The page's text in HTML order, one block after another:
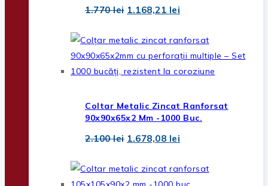
1.770lei Prețul
inițial
fost:
1.168,21 lei
curent
1.168,21 lei.
Coltar Metalic Zincat Ranforsat
90x90x65x2 Mm -1000 Buc.
2.100lei Prețul
inițial
fost:
1.678,08 lei
curent
1.678,08 lei.